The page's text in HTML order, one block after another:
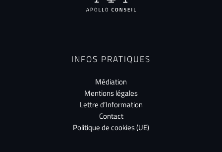
INFOS PRATIQUES
Médiation
Mentions légales
Lettre d’Information
Contact
Politique de cookies (UE)